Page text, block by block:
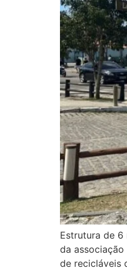
Estrutura de
da
de recicláveis